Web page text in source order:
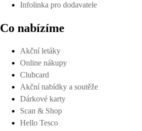
Infolinka pro dodavatele
Co nabízíme
Akční letáky
Online nákupy
Clubcard
Akční nabídky a soutěže
Dárkové karty
Scan & Shop
Hello Tesco